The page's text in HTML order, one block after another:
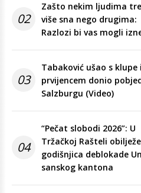
02
Zašto nekim ljudima
više sna nego drugima:
Razlozi bi vas mogli
03
Tabaković ušao s klupe i
prvijencem donio
Salzburgu (Video)
04
“Pečat slobodi 2026”: U
Tržačkoj Rašteli
godišnjica deblokade
sanskog kantona